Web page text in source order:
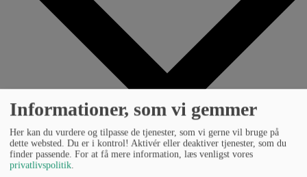
Informationer, som vi gemmer
Her kan du vurdere og tilpasse de tjenester, som vi gerne vil bruge på
dette websted. Du er i kontrol! Aktivér eller deaktiver tjenester, som du
finder passende. For at få mere information, læs venligst vores
privatlivspolitik.